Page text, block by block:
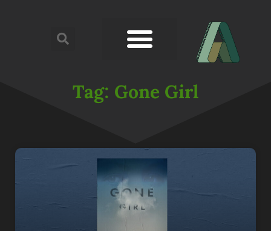
Tag: Gone Girl